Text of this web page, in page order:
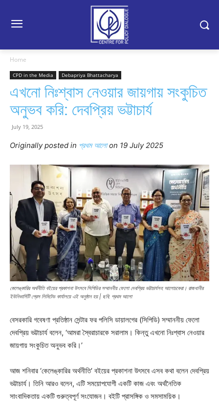
Home
CPD in the Media Debapriya Bhattacharya
এখনো নিঃশ্বাস নেওয়ার জায়গায় সংকুচিত
অনুভব করি: দেবপ্রিয় ভট্টাচার্য
July 19, 2025
Originally posted in প্রথম আলোon 19 July 2025
কেলেঙ্কারির অর্থনীতি বইয়ের প্রকাশনা উৎসবে সিপিডির সম্মাননীয় ফেলো দেবপ্রিয় ভট্টাচার্যসহ আলোচকেরা। রাজধানীর
ইউনিভার্সিটি প্রেস লিমিটেড কার্যালয়ে এই অনুষ্ঠান হয় | ছবি: প্রথম আলো
বেসরকারি গবেষণা প্রতিষ্ঠান সেন্টার ফর পলিসি ডায়ালগের (সিপিডি) সম্মাননীয় ফেলো
দেবপ্রিয় ভট্টাচার্য বলেন, ‘আমরা স্বৈরাচারকে সরালাম। কিন্তু এখনো নিঃশ্বাস নেওয়ার
জায়গায় সংকুচিত অনুভব করি।’
আজ শনিবার ‘কেলেঙ্কারির অর্থনীতি’ বইয়ের প্রকাশনা উৎসবে এসব কথা বলেন দেবপ্রিয়
ভট্টাচার্য। তিনি আরও বলেন, এটি সময়োপযোগী একটি কাজ এবং অর্থনৈতিক
সাংবাদিকতায় একটি গুরুত্বপূর্ণ সংযোজন। বইটি প্রাসঙ্গিক ও সমসাময়িক।